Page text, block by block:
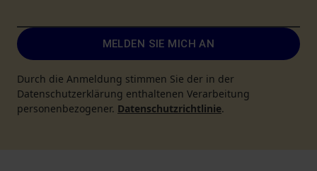
MELDEN SIE MICH AN
Durch die Anmeldung stimmen Sie der in der
Datenschutzerklärung enthaltenen Verarbeitung
personenbezogener. Datenschutzrichtlinie.